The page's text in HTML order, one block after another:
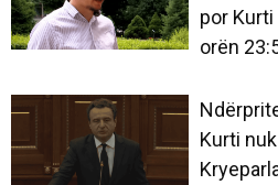
por
orën
Kurti